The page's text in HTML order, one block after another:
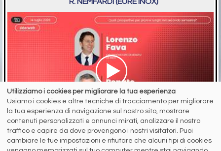
R. NEMFARDI (EURE INOX)
5 agosto 2026
Utilizziamo i cookies per migliorare la tua esperienza
Usiamo i cookies e altre tecniche di tracciamento per migliorare
la tua esperienza di navigazione sul nostro sito, mostrare
contenuti personalizzati e annunci mirati, analizzare il nostro
traffico e capire da dove provengono i nostri visitatori. Puoi
cambiare le tue impostazioni e rifiutare che alcuni tipi di cookies